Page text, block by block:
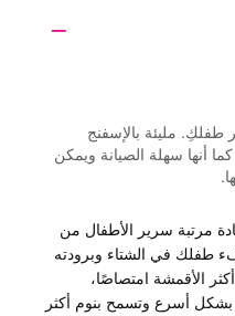
طفلكِ. مليئة بالإسفنج
أنها سهلة الصيانة ويمكن
مرتبة سرير الأطفال من
طفلك في الشتاء وبرودته
الأقمشة امتصاصًا،
أسرع وتسمح بنوم أكثر